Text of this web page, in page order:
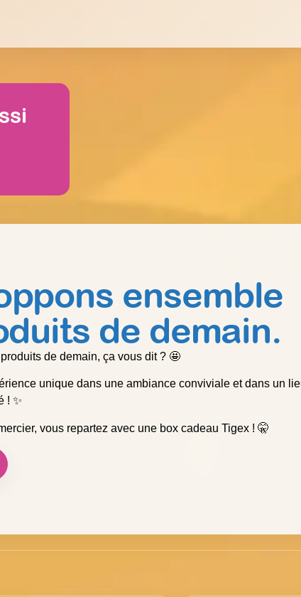
ensemble
de demain.
de demain, ça vous dit ? 🤩
unique dans une ambiance conviviale et dans un
! ✨
vous repartez avec une box cadeau Tigex ! 🤫